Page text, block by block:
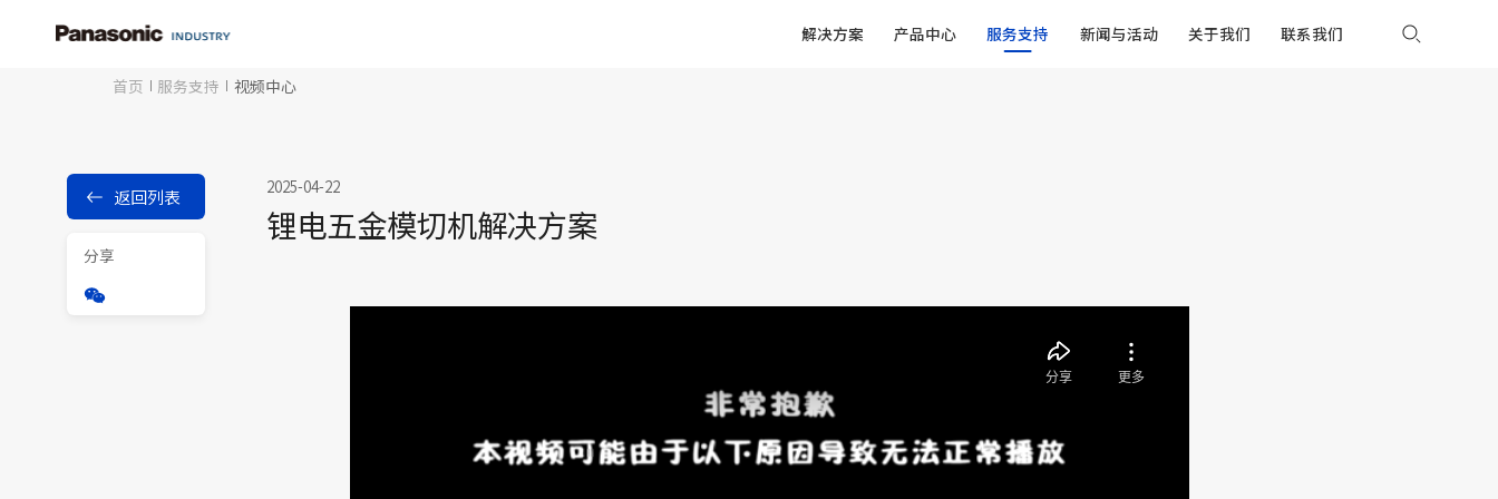
解决方案 产品中心 服务支持 新闻与活动 关于我们 联系我们
首页 服务支持 视频中心
返回列表
分享
2025-04-22
锂电五金模切机解决方案